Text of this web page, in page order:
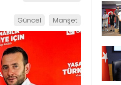
Güncel Manşet